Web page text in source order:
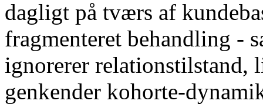
dagligt på tværs af
fragmenteret behandling -
ignorerer relationstilstand,
genkender kohorte-